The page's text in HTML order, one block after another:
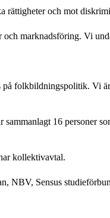
rättigheter och mot
marknadsföring. Vi
på folkbildningspolitik.
16
kollektivavtal.
NBV, Sensus